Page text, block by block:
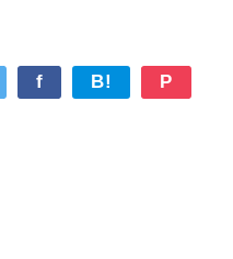
f B! P